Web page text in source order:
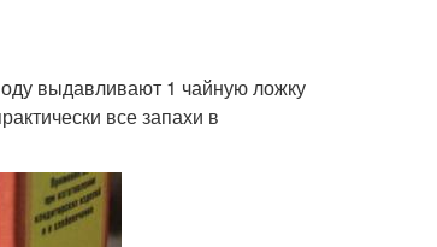
выдавливают 1 чайную ложку
все запахи в